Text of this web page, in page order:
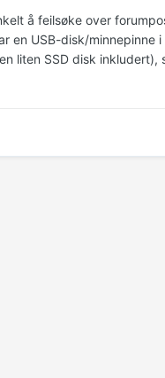
å feilsøke over
en USB-disk/
liten SSD disk